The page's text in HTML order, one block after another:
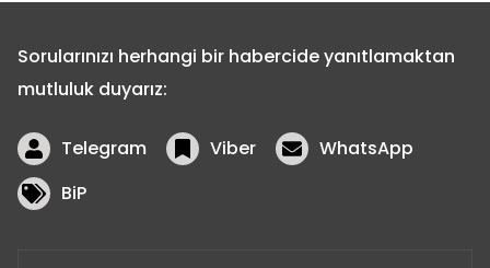
Sorularınızı herhangi bir habercide yanıtlamaktan
mutluluk duyarız:
Telegram Viber
WhatsApp
BiP